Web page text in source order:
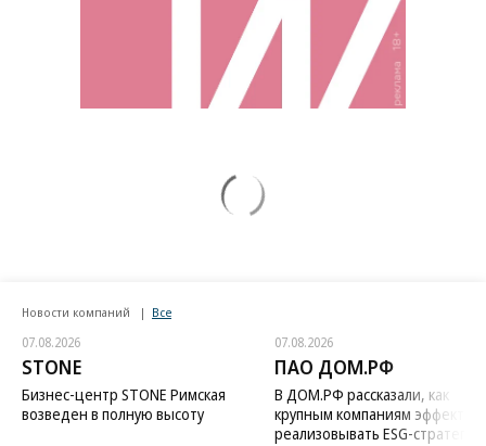
Новости компаний Все
07.08.2026
STONE
Бизнес-центр STONE Римская
возведен в полную высоту
07.08.2026
ПАО ДОМ.РФ
В ДОМ.РФ рассказали, как
крупным компаниям
реализовывать ESG-стратегию